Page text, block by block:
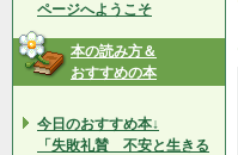
ページへようこそ
本の読み方＆
おすすめの本
今日のおすすめ本↓
「失敗礼賛 不安と生きる